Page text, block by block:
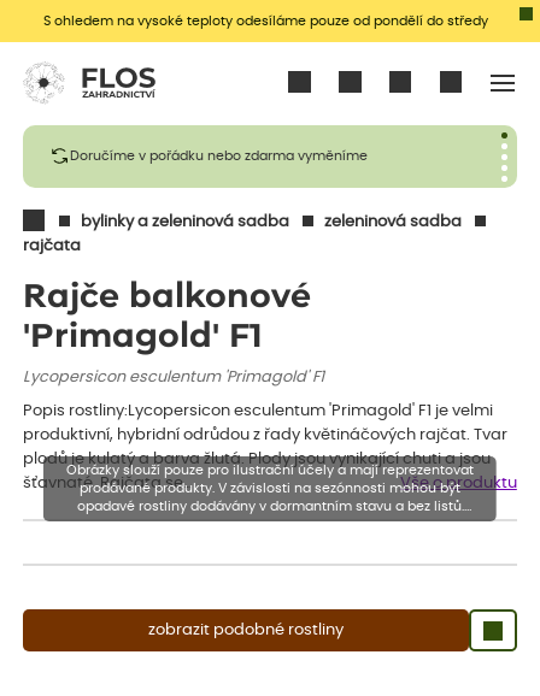
S ohledem na vysoké teploty odesíláme pouze od pondělí do středy
Doručíme v pořádku nebo zdarma vyměníme
bylinky a zeleninová sadba
zeleninová sadba
rajčata
Rajče balkonové
'Primagold' F1
Lycopersicon esculentum 'Primagold' F1
Popis rostliny:Lycopersicon esculentum 'Primagold' F1 je velmi
produktivní, hybridní odrůdou z řady květináčových rajčat. Tvar
plodů je kulatý a barva žlutá. Plody jsou vynikající chuti a jsou
šťavnaté. Rajčata se…
Vše o produktu
zobrazit podobné rostliny
Obrázky slouží pouze pro ilustrační účely a mají reprezentovat
prodávané produkty. V závislosti na sezónnosti mohou být
opadavé rostliny dodávány v dormantním stavu a bez listů.
Rostliny mohou být také sestřiženy níže, než je uvedená výška,